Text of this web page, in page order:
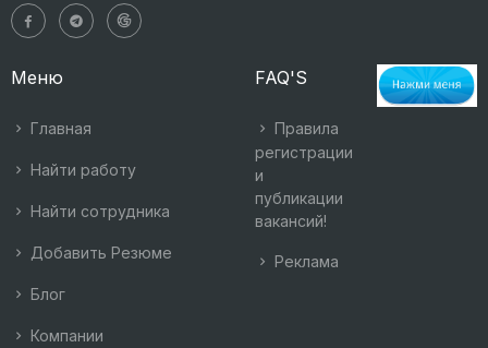
Меню
Главная
Найти работу
Найти сотрудника
Добавить Резюме
Блог
Компании
FAQ'S
Правила
регистрации
и
публикации
вакансий!
Реклама